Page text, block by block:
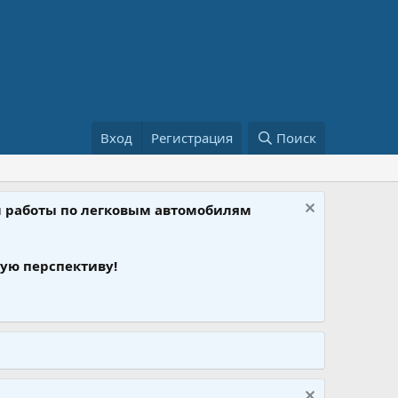
Вход Регистрация Поиск
работы по легковым автомобилям
перспективу!